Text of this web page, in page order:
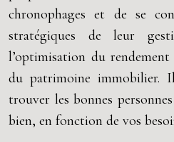
chronophages et de se
stratégiques de leur
l’optimisation du
du patrimoine immobilier.
trouver les bonnes
bien, en fonction de vos